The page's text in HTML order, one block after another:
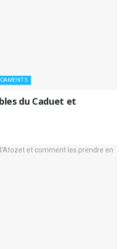
du Caduet et